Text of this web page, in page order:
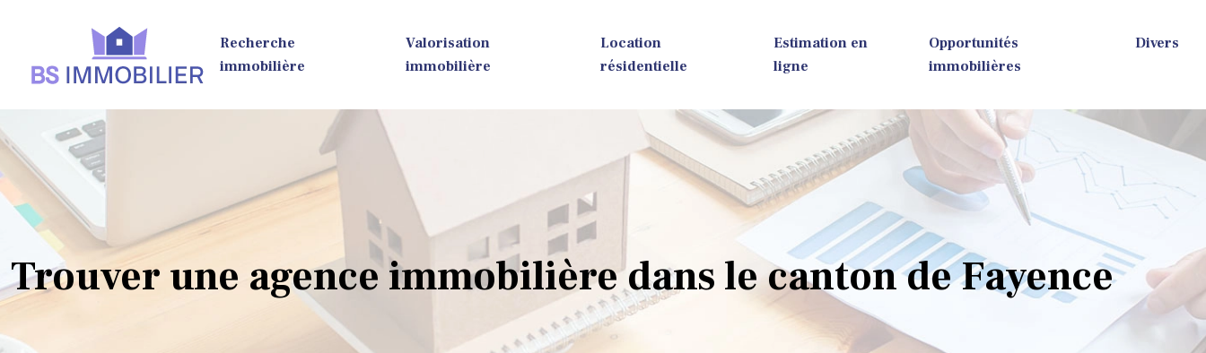
Recherche
immobilière
Valorisation
immobilière
Location
résidentielle
Estimation en
ligne
Opportunités
immobilières
Divers
Trouver une agence immobilière dans le canton de Fayence